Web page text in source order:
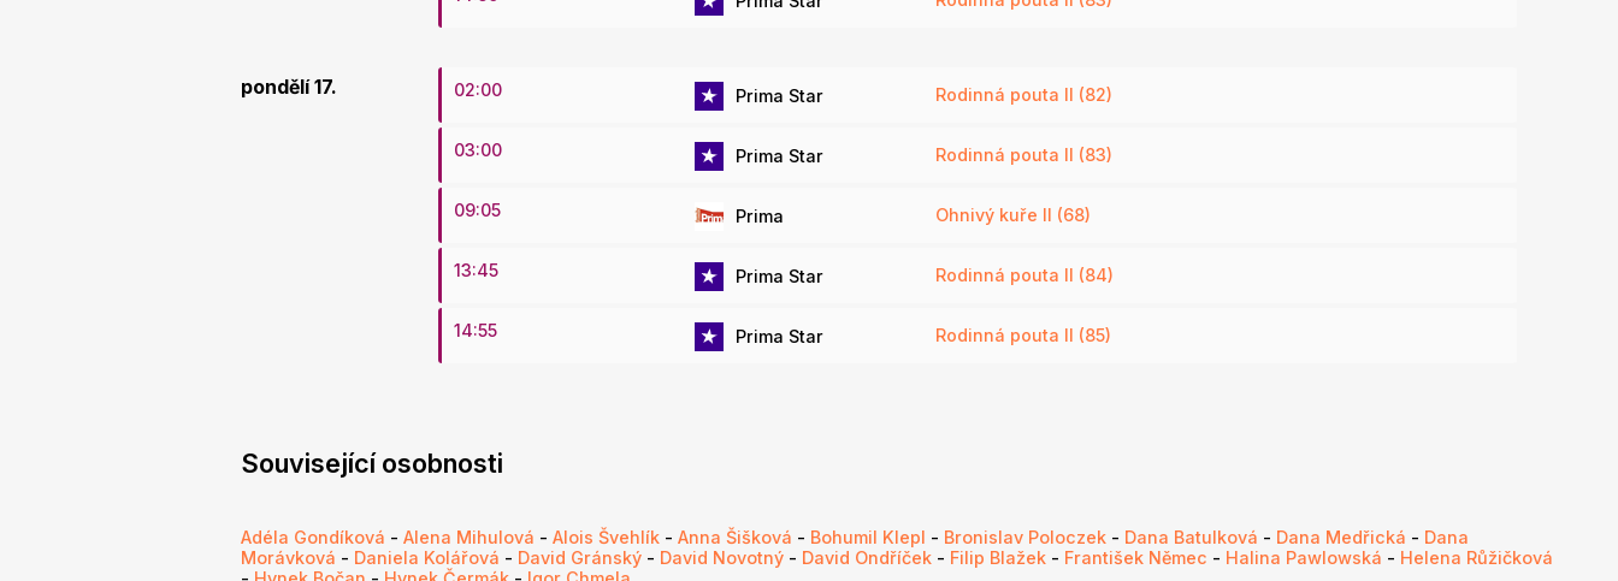
pondělí 17. 02:00 Prima Star Rodinná pouta II (82)
03:00 Prima Star Rodinná pouta II (83)
09:05 Prima Ohnivý kuře II (68)
13:45 Prima Star Rodinná pouta II (84)
14:55 Prima Star Rodinná pouta II (85)
Související osobnosti
Adéla Gondíková - Alena Mihulová - Alois Švehlík - Anna Šišková - Bohumil Klepl - Bronislav Poloczek - Dana Batulková - Dana Medřická - Dana
Morávková - Daniela Kolářová - David Gránský - David Novotný - David Ondříček - Filip Blažek - František Němec - Halina Pawlowská - Helena Růžičková